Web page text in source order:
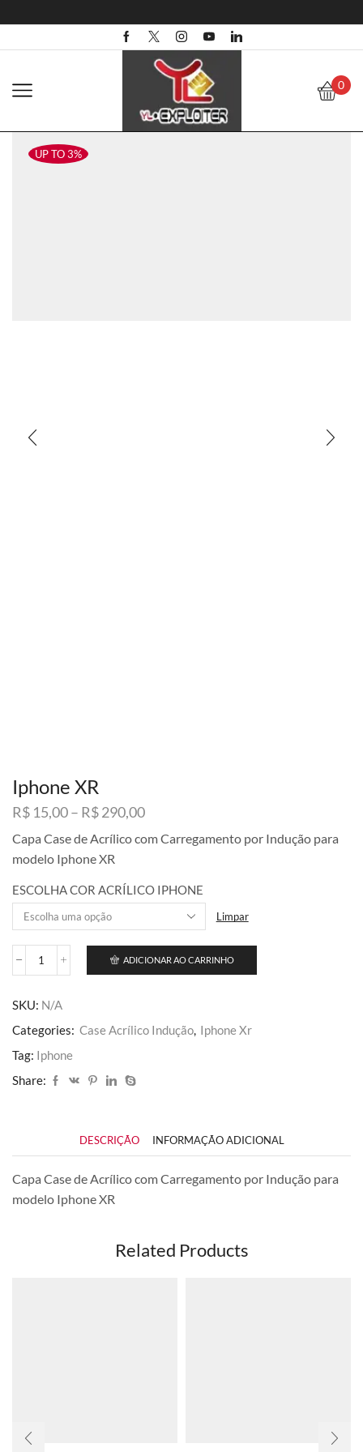
0
UP TO 3%
Iphone XR
R$ 15,00– R$290,00Faixa
preço:
R$ 290,00
Capa Case de Acrílico com Carregamento por Indução para
modelo Iphone XR
ESCOLHA COR ACRÍLICO IPHONE
Limpar
Iphone
ADICIONAR AO CARRINHO
SKU: N/A
Categories: Case Acrílico Indução, Iphone Xr
Tag: Iphone
Share:
DESCRIÇÃO INFORMAÇÃO ADICIONAL
Capa Case de Acrílico com Carregamento por Indução para
modelo Iphone XR
Related Products